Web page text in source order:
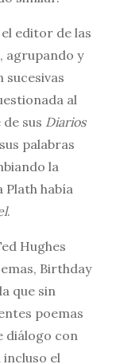
editor de las
agrupando y
sucesivas
al
sus Diarios
palabras
la
Plath había
.
Hughes
Birthday
que sin
poemas
diálogo con
incluso el